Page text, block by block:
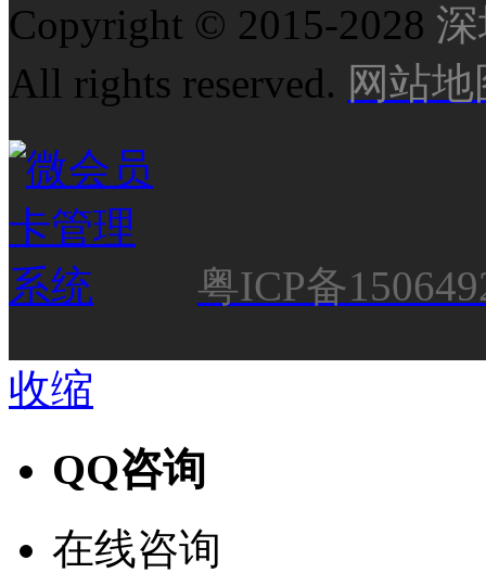
Copyright © 2015-2028
All rights reserved. 网站地
粤ICP备
收缩
QQ咨询
在线咨询